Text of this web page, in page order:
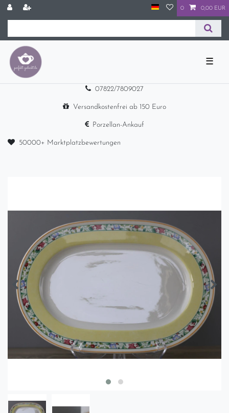
0 0,00 EUR
☰
07822/7809027
Versandkostenfrei ab 150 Euro
Porzellan-Ankauf
50000+ Marktplatzbewertungen